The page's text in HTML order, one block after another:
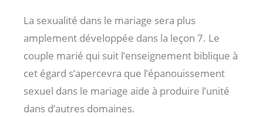
La sexualité dans le mariage sera plus
amplement développée dans la leçon 7. Le
couple marié qui suit l’enseignement biblique à
cet égard s’apercevra que l’épanouissement
sexuel dans le mariage aide à produire l’unité
dans d’autres domaines.